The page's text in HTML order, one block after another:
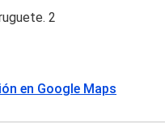
2
en Google Maps